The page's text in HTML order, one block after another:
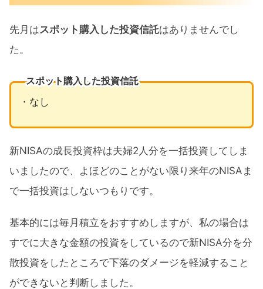
先月はスポット購入した投資信託はありませんでし
た。
スポット購入した投資信託
・なし
新NISAの成長投資枠は夫婦2人分を一括投資してしま
いましたので、よほどのことがない限り来年のNISAま
で一括投資はしないつもりです。
基本的には毎月積立をおすすめしますが、私の場合は
すでに大きな金額の投資をしているので新NISA分を分
散投資をしたところで下落のダメージを軽減すること
ができないと判断しました。